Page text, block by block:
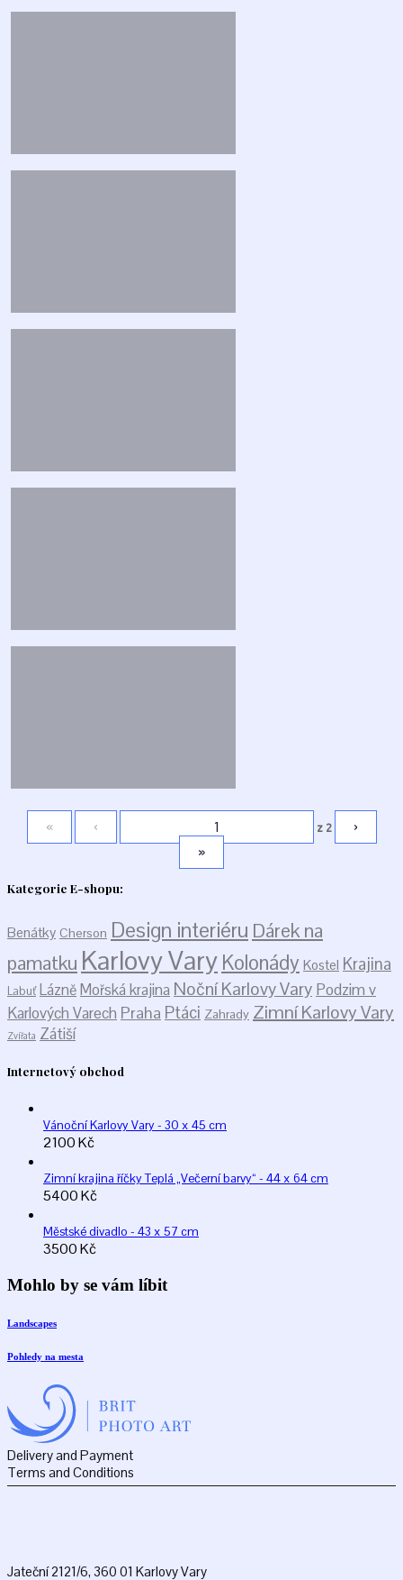
« ‹ z 2
›
»
Kategorie E-shopu:
Benátky Cherson Design interiéru Dárek na
pamatku Karlovy Vary Kolonády Kostel Krajina
Labuť LázněMořská krajina Noční Karlovy Vary Podzim v
Karlových Varech Praha Ptáci Zahrady Zimní Karlovy Vary
Zvířata Zátiší
Internetový obchod
Vánoční Karlovy Vary - 30 x 45 cm
2100Kč
Zimní krajina říčky Teplá „Večerní barvy“ - 44 x 64 cm
5400Kč
Městské divadlo - 43 x 57 cm
3500Kč
Mohlo by se vám líbit
Landscapes
Pohledy na mesta
Delivery and Payment
Terms and Conditions
Jateční 2121/6, 360 01 Karlovy Vary